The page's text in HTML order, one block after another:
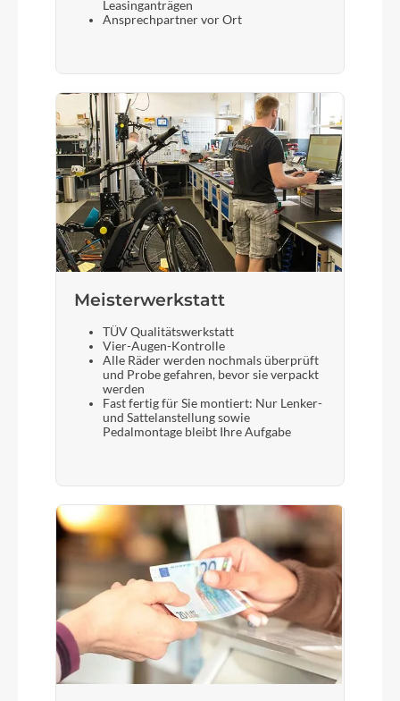
Leasinganträgen
Ansprechpartner vor Ort
Meisterwerkstatt
TÜV Qualitätswerkstatt
Vier-Augen-Kontrolle
Alle Räder werden nochmals überprüft
und Probe gefahren, bevor sie verpackt
werden
Fast fertig für Sie montiert: Nur Lenker-
und Sattelanstellung sowie
Pedalmontage bleibt Ihre Aufgabe